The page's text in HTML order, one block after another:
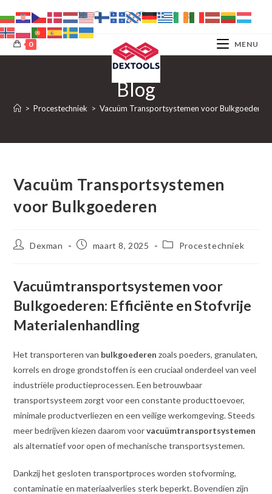
naar
inhoud
0 MENU
Blog
> Procestechniek > Vacuüm Transportsystemen voor Bulkgoederen
Vacuüm Transportsystemen
voor Bulkgoederen
BerichtDexman
Berichtmaart 8, 2025 Berichtcategorie:
Procestechniek
Vacuümtransportsystemen voor
Bulkgoederen: Efficiënte en Stofvrije
Materialenhandling
Het transporteren van bulkgoederen zoals poeders, granulaten,
korrels en droge grondstoffen is een cruciaal onderdeel van veel
industriële productieprocessen. Een betrouwbaar
transportsysteem zorgt voor een constante producttoevoer,
minimale productverliezen en een veilige werkomgeving. Steeds
meer bedrijven kiezen daarom voorvacuümtransportsystemen
als alternatief voor open of mechanische transportsystemen.
Dankzij het gesloten transportproces worden stofvorming,
contaminatie en materiaalverlies sterk beperkt. Bovendien zijn